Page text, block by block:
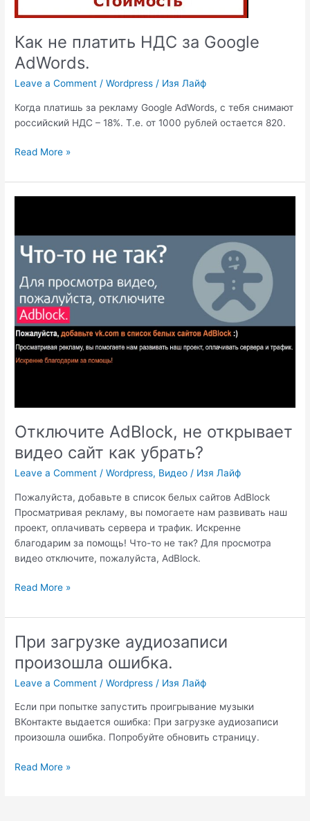
Как не платить НДС за Google
AdWords.
Leave a Comment /Wordpress / Изя Лайф
Когда платишь за рекламу Google AdWords, с тебя снимают
российский НДС – 18%. Т.е. от 1000 рублей остается 820.
Как
платить
НДС
AdWords.
Read More »
Отключите AdBlock, не открывает
видео сайт как убрать?
Leave a Comment /Wordpress, Видео / Изя Лайф
Пожалуйста, добавьте в список белых сайтов AdBlock
Просматривая рекламу, вы помогаете нам развивать наш
проект, оплачивать сервера и трафик. Искренне
благодарим за помощь! Что-то не так? Для просмотра
видео отключите, пожалуйста, AdBlock.
Отключите
не
видео
сайт
как
Read More »
При загрузке аудиозаписи
произошла ошибка.
Leave a Comment /Wordpress / Изя Лайф
Если при попытке запустить проигрывание музыки
ВКонтакте выдается ошибка: При загрузке аудиозаписи
произошла ошибка. Попробуйте обновить страницу.
При
Read More »